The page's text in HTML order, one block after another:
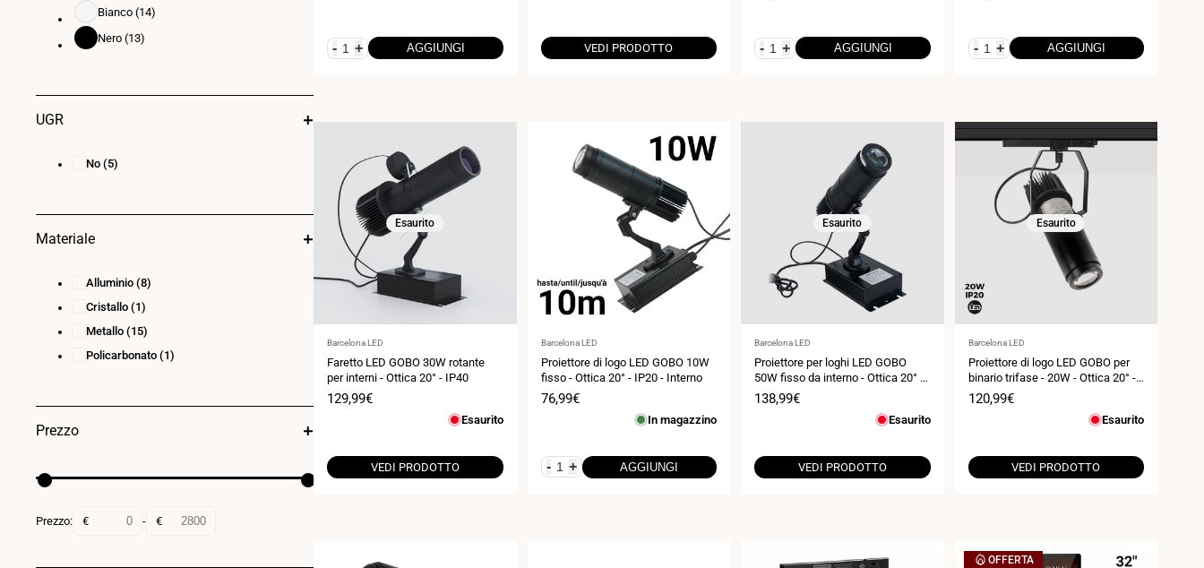
- + AGGIUNGI VEDI PRODOTTO - + AGGIUNGI - + AGGIUNGI
Esaurito
Fornitore:
Barcelona LED
Faretto LED GOBO 30W rotante
per interni - Ottica 20° - IP40
Prezzo
129,99€
Esaurito
VEDI PRODOTTO
Fornitore:
Barcelona LED
Proiettore di logo LED GOBO 10W
fisso - Ottica 20° - IP20 - Interno
Prezzo
76,99€
In magazzino
- + AGGIUNGI
Esaurito
Fornitore:
Barcelona LED
Proiettore per loghi LED GOBO
50W fisso da interno - Ottica 20° -
IP20
Prezzo
138,99€
Esaurito
VEDI PRODOTTO
Esaurito
Fornitore:
Barcelona LED
Proiettore di logo LED GOBO per
binario trifase - 20W - Ottica 20° -
Interno - IP20
Prezzo
120,99€
Esaurito
VEDI PRODOTTO
OFFERTA
BiancoBianco (14)
NeroNero (13)
UGR
No (5)
Materiale
Alluminio (8)
Cristallo (1)
Metallo (15)
Policarbonato (1)
Prezzo
Prezzo: € - €